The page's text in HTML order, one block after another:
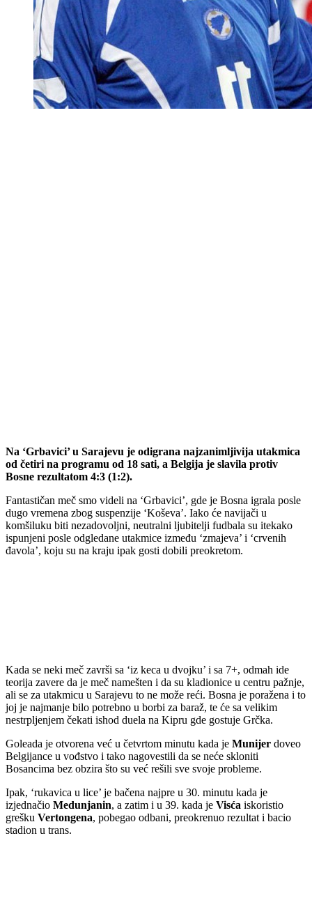
Na ‘Grbavici’ u Sarajevu je odigrana najzanimljivija utakmica
od četiri na programu od 18 sati, a Belgija je slavila protiv
Bosne rezultatom 4:3 (1:2).
Fantastičan meč smo videli na ‘Grbavici’, gde je Bosna igrala posle
dugo vremena zbog suspenzije ‘Koševa’. Iako će navijači u
komšiluku biti nezadovoljni, neutralni ljubitelji fudbala su itekako
ispunjeni posle odgledane utakmice između ‘zmajeva’ i ‘crvenih
đavola’, koju su na kraju ipak gosti dobili preokretom.
Kada se neki meč završi sa ‘iz keca u dvojku’ i sa 7+, odmah ide
teorija zavere da je meč namešten i da su kladionice u centru pažnje,
ali se za utakmicu u Sarajevu to ne može reći. Bosna je poražena i to
joj je najmanje bilo potrebno u borbi za baraž, te će sa velikim
nestrpljenjem čekati ishod duela na Kipru gde gostuje Grčka.
Goleada je otvorena već u četvrtom minutu kada je Munijer doveo
Belgijance u vođstvo i tako nagovestili da se neće skloniti
Bosancima bez obzira što su već rešili sve svoje probleme.
Ipak, ‘rukavica u lice’ je bačena najpre u 30. minutu kada je
izjednačio Medunjanin, a zatim i u 39. kada je Visća iskoristio
grešku Vertongena, pobegao odbani, preokrenuo rezultat i bacio
stadion u trans.